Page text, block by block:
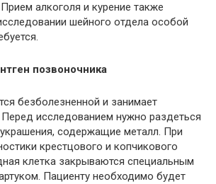
алкоголя и курение также
шейного отдела особой
позвоночника
безболезненной и занимает
исследованием нужно раздеться
содержащие металл. При
крестцового и копчикового
клетка закрываются специальным
Пациенту необходимо будет